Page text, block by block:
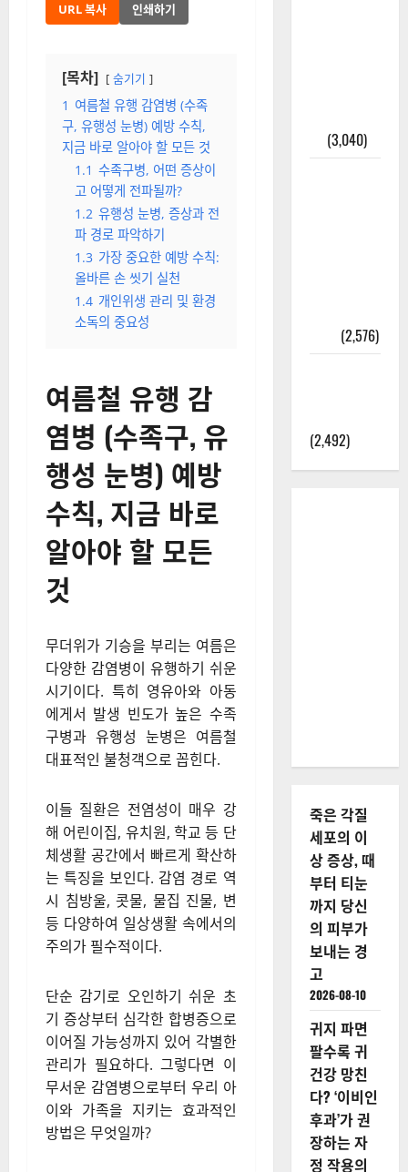
URL 복사
인쇄하기
[목차] 숨기기
1 여름철 유행 감염병 (수족
구, 유행성 눈병) 예방 수칙,
지금 바로 알아야 할 모든 것
1.1 수족구병, 어떤 증상이
고 어떻게 전파될까?
1.2 유행성 눈병, 증상과 전
파 경로 파악하기
1.3 가장 중요한 예방 수칙:
올바른 손 씻기 실천
1.4 개인위생 관리 및 환경
소독의 중요성
여름철 유행 감
염병 (수족구, 유
행성 눈병) 예방
수칙, 지금 바로
알아야 할 모든
것
무더위가 기승을 부리는 여름은
다양한 감염병이 유행하기 쉬운
시기이다. 특히 영유아와 아동
에게서 발생 빈도가 높은 수족
구병과 유행성 눈병은 여름철
대표적인 불청객으로 꼽힌다.
이들 질환은 전염성이 매우 강
해 어린이집, 유치원, 학교 등 단
체생활 공간에서 빠르게 확산하
는 특징을 보인다. 감염 경로 역
시 침방울, 콧물, 물집 진물, 변
등 다양하여 일상생활 속에서의
주의가 필수적이다.
단순 감기로 오인하기 쉬운 초
기 증상부터 심각한 합병증으로
이어질 가능성까지 있어 각별한
관리가 필요하다. 그렇다면 이
무서운 감염병으로부터 우리 아
이와 가족을 지키는 효과적인
방법은 무엇일까?
(3,040)
(2,576)
(2,492)
죽은 각질
세포의 이
상 증상, 때
부터 티눈
까지 당신
의 피부가
보내는 경
고
2026-08-10
귀지 파면
팔수록 귀
건강 망친
다? ‘이비인
후과’가 권
장하는 자
정 작용의